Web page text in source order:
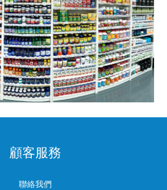
顧客服務
聯絡我們